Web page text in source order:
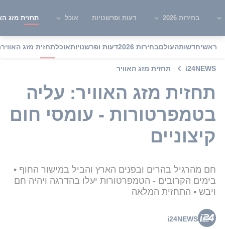
בחירות 2026 דעות ופרשנויות אוכל תחזית מזג
ראשיחדשותהעולםבחירות 2026 דעות ופרשנויותאוכלתחזית מזג האוויר
i24NEWS תחזית מזג האוויר
תחזית מזג האוויר: עליה
בטמפרטורות - עומסי חום
קיצוניים
חם מהרגיל בהרים ובפנים הארץ והביל במישור החוף •
בימים הקרובים - הטמפרטורות יעלו בהדרגה ויהיה חם
ויבש • התחזית המלאה
i24NEWS